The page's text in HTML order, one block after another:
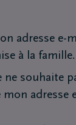
adresse e-
à la famille.
ne souhaite
mon adresse